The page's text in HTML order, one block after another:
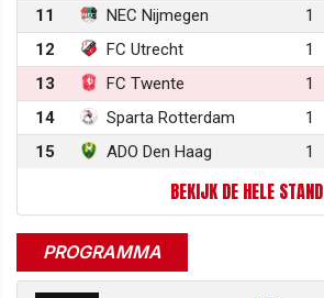
11
NEC Nijmegen 1
12
FC Utrecht 1
13
FC Twente 1
14
Sparta Rotterdam 1
15
ADO Den Haag 1
BEKIJK DE HELE STAND
PROGRAMMA